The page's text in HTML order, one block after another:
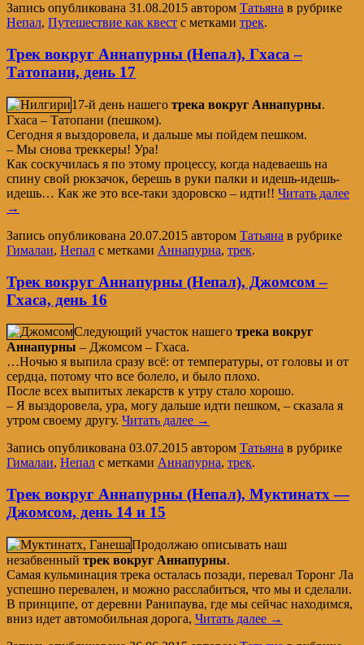
Запись опубликована 31.08.2015 автором Татьяна в рубрике
Непал, Путешествие как квест с метками трек.
Трек вокруг Аннапурны (Непал), Гхаса –
Татопани, день 17
17-й день нашего трека вокруг Аннапурны.
Гхаса – Татопани (пешком).
Сегодня я выздоровела, и дальше мы пойдем пешком.
– Мы снова треккеры! Ура!
Как соскучилась я по этому процессу, когда надеваешь на
спину свой рюкзачок, берешь в руки палки и идешь-идешь-
идешь… Как же это все-таки здоровско – идти!! Читать далее
→
Запись опубликована 20.07.2015 автором Татьяна в рубрике
Гималаи, Непал с метками Аннапурна, трек.
Трек вокруг Аннапурны (Непал), Джомсом –
Гхаса, день 16
Следующий участок нашего трека вокруг
Аннапурны – Джомсом – Гхаса.
…Ночью я выпила сразу всё: от температуры, от головы и от
сердца, потому что все болело, и было плохо.
После всех выпитых лекарств к утру стало хорошо.
– Я выздоровела, ура, могу дальше идти пешком, – сказала я
утром своему другу. Читать далее →
Запись опубликована 03.07.2015 автором Татьяна в рубрике
Гималаи, Непал с метками Аннапурна, трек.
Трек вокруг Аннапурны (Непал), Муктинатх —
Джомсом, день 14 и 15
Продолжаю описывать наш
незабвенный трек вокруг Аннапурны.
Самая кульминация трека осталась позади, перевал Торонг Ла
успешно перевален, и можно расслабиться, что мы и сделали.
В принципе, от деревни Ранипаува, где мы сейчас находимся,
вниз идет автомобильная дорога, Читать далее →